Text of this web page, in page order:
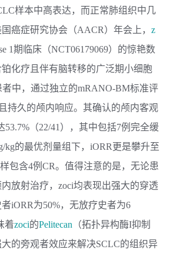
样本中高表达，而正常肺组织中几
癌症研究协会（AACR）年会上， z
1期临床（NCT06179069）的惊艳数
化疗且伴有脑转移的广泛期小细胞
者中，通过独立的mRANO-BM标准评
持久的颅内响应。其确认的颅内客观
53.7%（22/41），其中包括7例完全缓
kg的最优剂量组下，iORR更是攀升至
包含4例CR。值得注意的是，无论患
放射治疗，zoci均表现出强大的穿透
iORR为50%，无放疗史者为6
着zoci的Pelitecan （拓扑异构酶I抑制
的旁观者效应来解决SCLC的组织异